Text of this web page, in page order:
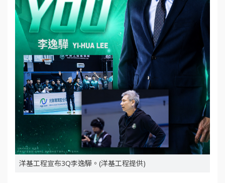
洋基工程宣布3Q李逸驊。(洋基工程提供)